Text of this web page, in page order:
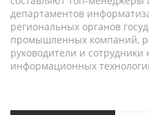
департаментов
региональных органов
промышленных компаний,
руководители и
информационных